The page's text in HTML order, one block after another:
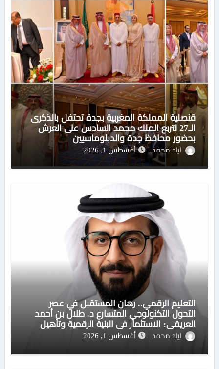
قنصلية المملكة المغربية بجدة تحتفل بالذكرى
الـ27 لتربع الملك محمد السادس على العرش
بحضور محافظ جدة والدبلوماسيين
اياد محمد أغسطس 1, 2026
التعليم الرقمي.. رهان المستقبل في عصر
التحول التكنولوجي المتسارع د. طلال بن أحمد
العريقي: الاستثمار في البنية الرقمية وتأهيل
الكوادر مفتاح بناء منظومة تعليمية مستدامة
اياد محمد أغسطس 1, 2026